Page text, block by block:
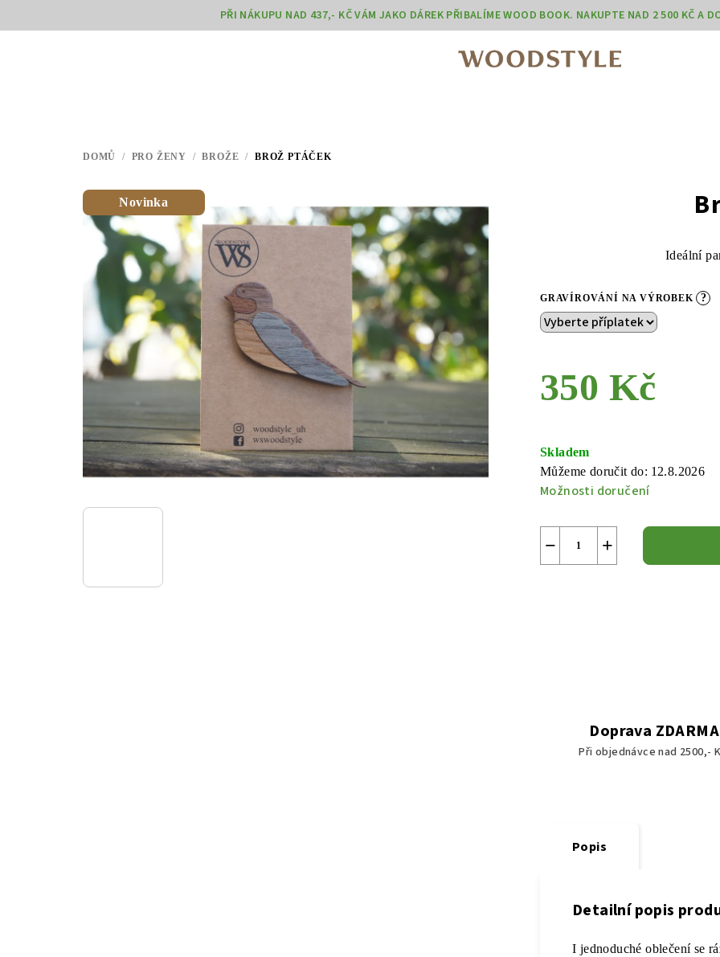
na
PŘI NÁKUPU NAD 437,- KČ VÁM JAKO DÁREK PŘIBALÍME WOOD BOOK. NAKUPTE NAD 2 500 KČ A
DOMŮ / PRO ŽENY / BROŽE / BROŽ PTÁČEK
Ideální
GRAVÍROVÁNÍ NA VÝROBEK ?
350 Kč
cena:
Skladem
Můžeme doručit do: 12.8.2026
Možnosti doručení
+
−
Novinka
Doprava ZDARMA
Při objednávce nad 2500,-
Popis
Detailní popis
I jednoduché oblečení se